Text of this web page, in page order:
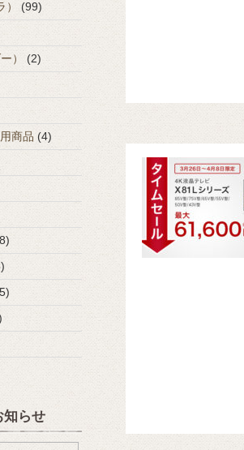
(99)
）
(2)
商品 (4)
知らせ